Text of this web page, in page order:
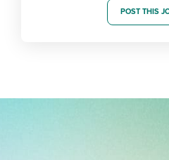
POST THIS